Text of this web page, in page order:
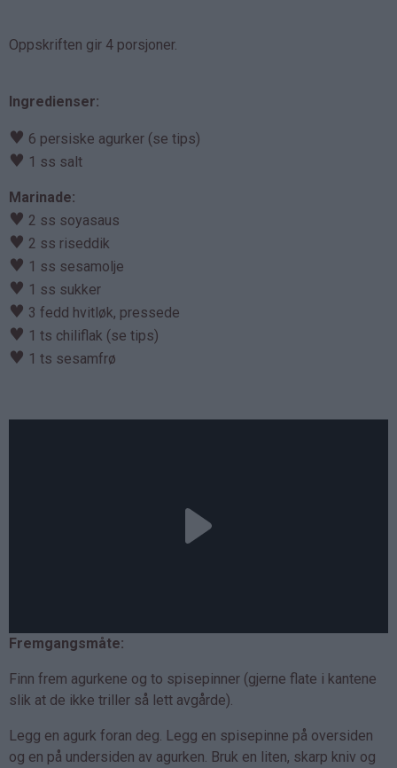
Oppskriften gir 4 porsjoner.
Ingredienser:
♥ 6 persiske agurker (se tips)
♥ 1 ss salt
Marinade:
♥ 2 ss soyasaus
♥ 2 ss riseddik
♥ 1 ss sesamolje
♥ 1 ss sukker
♥ 3 fedd hvitløk, pressede
♥ 1 ts chiliflak (se tips)
♥ 1 ts sesamfrø
Fremgangsmåte:
Finn frem agurkene og to spisepinner (gjerne flate i kantene
slik at de ikke triller så lett avgårde).
Legg en agurk foran deg. Legg en spisepinne på oversiden
og en på undersiden av agurken. Bruk en liten, skarp kniv og